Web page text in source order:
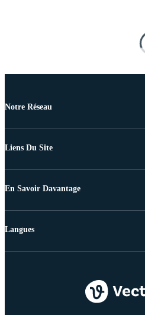
Notre Réseau
Liens Du Site
En Savoir Davantage
Langues